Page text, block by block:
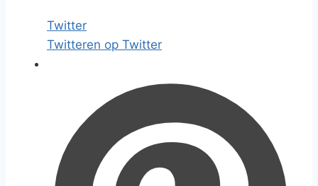
Twitter
Twitteren op Twitter